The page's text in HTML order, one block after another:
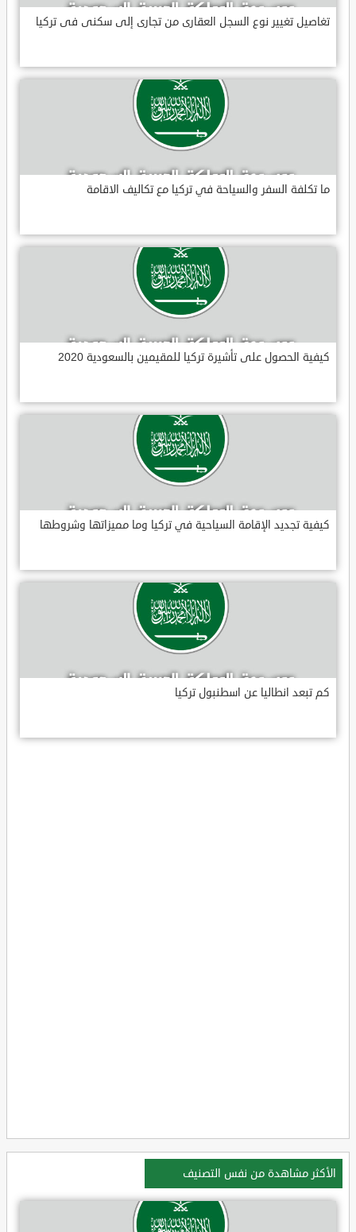
تغاصيل تغيير نوع السجل العقارى من تجارى إلى سكنى فى تركيا
ما تكلفة السفر والسياحة في تركيا مع تكاليف الاقامة
كيفية الحصول على تأشيرة تركيا للمقيمين بالسعودية 2020
كيفية تجديد الإقامة السياحية في تركيا وما مميزاتها وشروطها
كم تبعد انطاليا عن اسطنبول تركيا
الأكثر مشاهدة من نفس التصنيف